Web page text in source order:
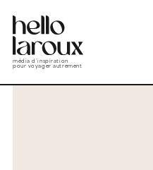
média d’inspiration
pour voyager autrement